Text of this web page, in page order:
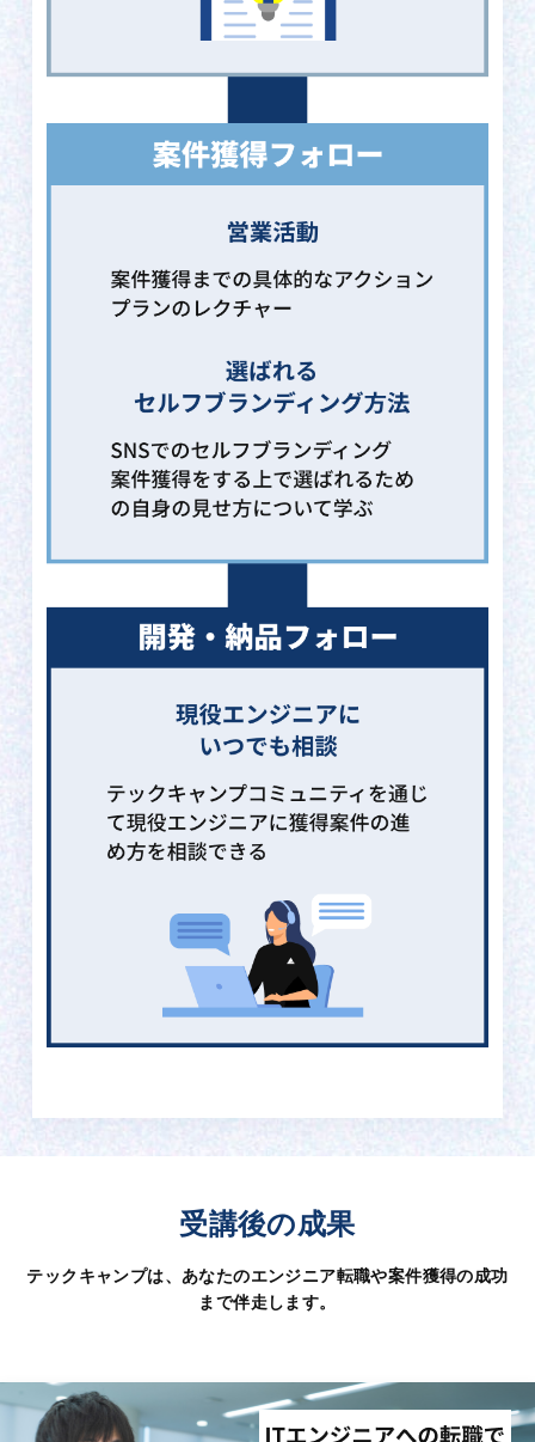
受講後の成果
テックキャンプは、あなたのエンジニア転職や案件獲得の成功
まで伴走します。